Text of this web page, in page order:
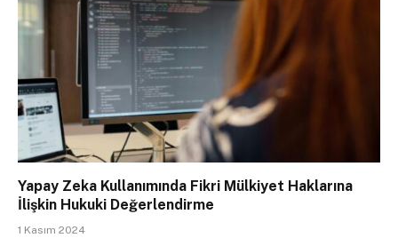
Yapay Zeka Kullanımında Fikri Mülkiyet Haklarına
İlişkin Hukuki Değerlendirme
1 Kasım 2024